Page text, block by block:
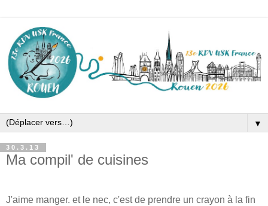
▼
30.3.13
Ma compil' de cuisines
J'aime manger. et le nec, c'est de prendre un crayon à la fin